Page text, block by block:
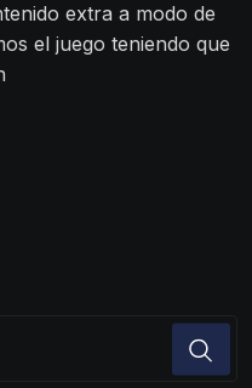
extra a modo de
el juego teniendo que